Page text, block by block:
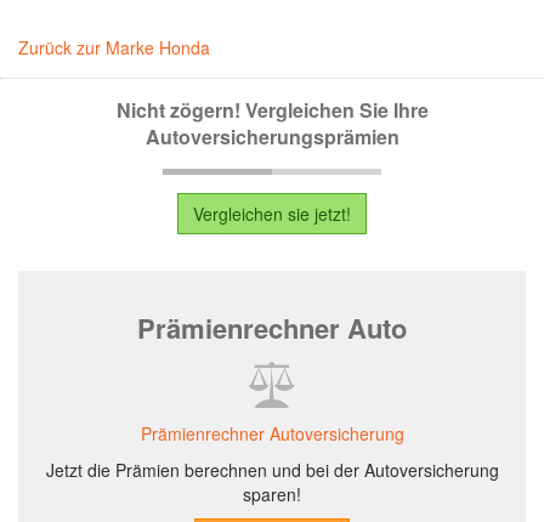
Zurück zur Marke Honda
Nicht zögern! Vergleichen Sie Ihre
Autoversicherungsprämien
Vergleichen sie jetzt!
Prämienrechner Auto
Prämienrechner Autoversicherung
Jetzt die Prämien berechnen und bei der Autoversicherung
sparen!